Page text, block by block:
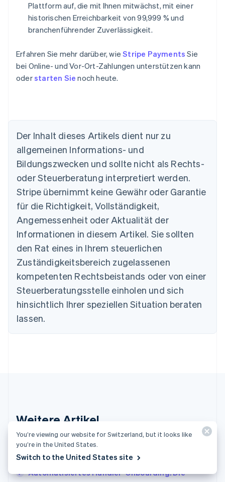
Plattform auf, die mit Ihnen mitwächst, mit einer
historischen Erreichbarkeit von 99,999 % und
branchenführender Zuverlässigkeit.
Erfahren Sie mehr darüber, wieStripe Payments Sie
bei Online- und Vor-Ort-Zahlungen unterstützen kann
oderstarten Sie noch heute.
Der Inhalt dieses Artikels dient nur zu
allgemeinen Informations- und
Bildungszwecken und sollte nicht als Rechts-
oder Steuerberatung interpretiert werden.
Stripe übernimmt keine Gewähr oder Garantie
für die Richtigkeit, Vollständigkeit,
Angemessenheit oder Aktualität der
Informationen in diesem Artikel. Sie sollten
den Rat eines in Ihrem steuerlichen
Zuständigkeitsbereich zugelassenen
kompetenten Rechtsbeistands oder von einer
Steuerberatungsstelle einholen und sich
hinsichtlich Ihrer speziellen Situation beraten
lassen.
Weitere Artikel
Weitere Artikel zum Thema Zahlungen
Automatisiertes Händler-Onboarding: Die
Australien
English
Nederlands FrançaisDeutschEnglish
Brasilien
English
Bulgarien
English
Dänemark
Deutschland
DeutschEnglish
Estland
English
Festlandchina
简体中文
EnglishSvenska
English
Irland
English
Italiano English
You’re viewing our website for Switzerland, but it looks like
you’re in the United States.
Switch to the United States site